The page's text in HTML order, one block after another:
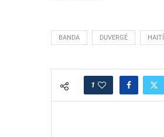
BANDA DUVERGÉ HAITÍ
1